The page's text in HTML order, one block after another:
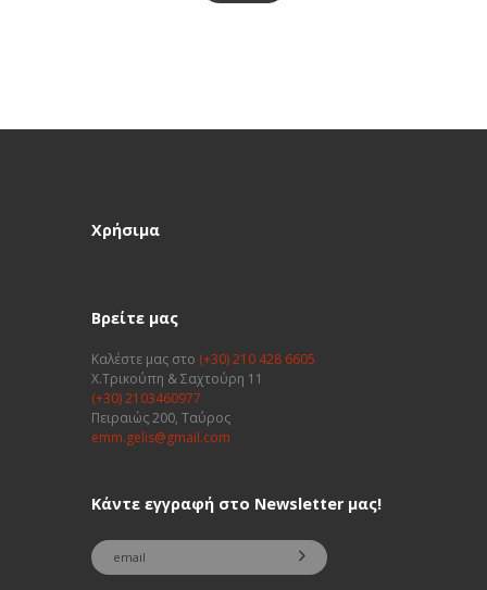
Χρήσιμα
Βρείτε μας
Καλέστε μας στο (+30) 210 428 6605
Χ.Τρικούπη & Σαχτούρη 11
(+30) 2103460977
Πειραιώς 200, Ταύρος
emm.gelis@gmail.com
Κάντε εγγραφή στο Newsletter μας!